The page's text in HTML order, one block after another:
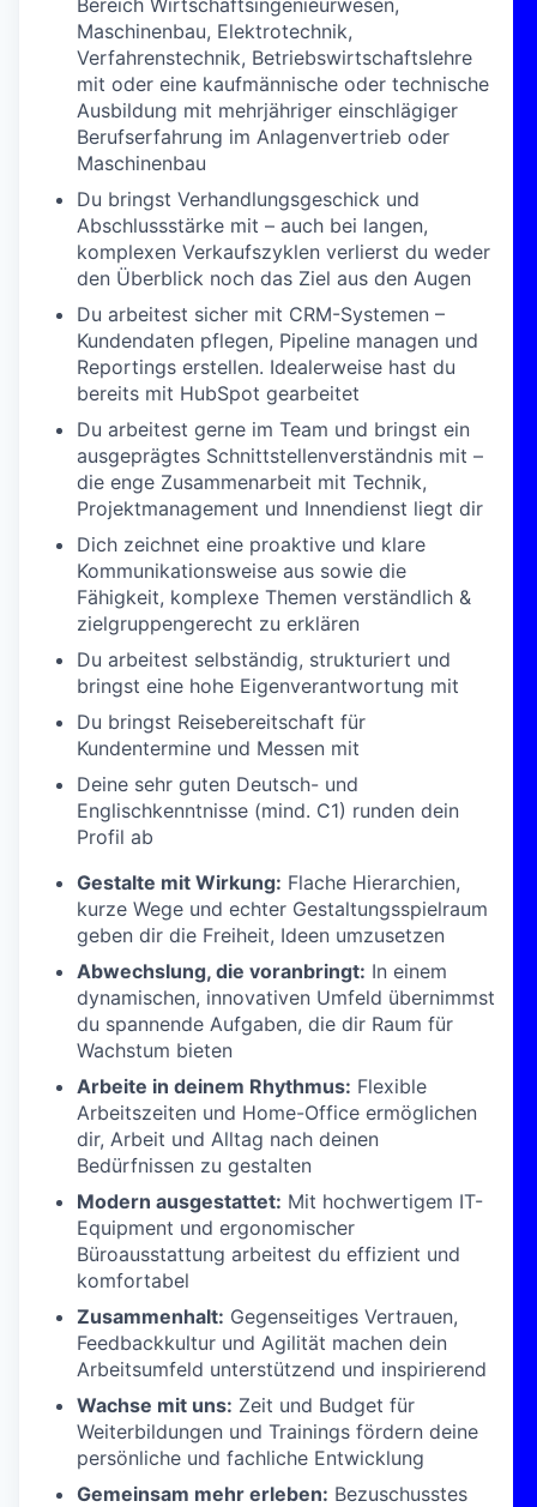
Bereich Wirtschaftsingenieurwesen,
Maschinenbau, Elektrotechnik,
Verfahrenstechnik, Betriebswirtschaftslehre
mit oder eine kaufmännische oder technische
Ausbildung mit mehrjähriger einschlägiger
Berufserfahrung im Anlagenvertrieb oder
Maschinenbau
Du bringst Verhandlungsgeschick und
Abschlussstärke mit – auch bei langen,
komplexen Verkaufszyklen verlierst du weder
den Überblick noch das Ziel aus den Augen
Du arbeitest sicher mit CRM-Systemen –
Kundendaten pflegen, Pipeline managen und
Reportings erstellen. Idealerweise hast du
bereits mit HubSpot gearbeitet
Du arbeitest gerne im Team und bringst ein
ausgeprägtes Schnittstellenverständnis mit –
die enge Zusammenarbeit mit Technik,
Projektmanagement und Innendienst liegt dir
Dich zeichnet eine proaktive und klare
Kommunikationsweise aus sowie die
Fähigkeit, komplexe Themen verständlich &
zielgruppengerecht zu erklären
Du arbeitest selbständig, strukturiert und
bringst eine hohe Eigenverantwortung mit
Du bringst Reisebereitschaft für
Kundentermine und Messen mit
Deine sehr guten Deutsch- und
Englischkenntnisse (mind. C1) runden dein
Profil ab
Gestalte mit Wirkung: Flache Hierarchien,
kurze Wege und echter Gestaltungsspielraum
geben dir die Freiheit, Ideen umzusetzen
Abwechslung, die voranbringt: In einem
dynamischen, innovativen Umfeld übernimmst
du spannende Aufgaben, die dir Raum für
Wachstum bieten
Arbeite in deinem Rhythmus: Flexible
Arbeitszeiten und Home-Office ermöglichen
dir, Arbeit und Alltag nach deinen
Bedürfnissen zu gestalten
Modern ausgestattet: Mit hochwertigem IT-
Equipment und ergonomischer
Büroausstattung arbeitest du effizient und
komfortabel
Zusammenhalt: Gegenseitiges Vertrauen,
Feedbackkultur und Agilität machen dein
Arbeitsumfeld unterstützend und inspirierend
Wachse mit uns: Zeit und Budget für
Weiterbildungen und Trainings fördern deine
persönliche und fachliche Entwicklung
Gemeinsam mehr erleben: Bezuschusstes